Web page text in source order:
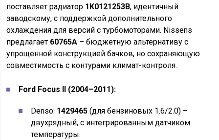
поставляет радиатор 1K0121253B, идентичный
заводскому, с поддержкой дополнительного
охлаждения для версий с турбомоторами. Nissens
предлагает 60765A – бюджетную альтернативу с
упрощенной конструкцией бачков, но сохраняющую
совместимость с контурами климат-контроля.
Ford Focus II (2004–2011):
Denso: 1429465 (для бензиновых 1.6/2.0) –
двухрядный, с интегрированным датчиком
температуры.